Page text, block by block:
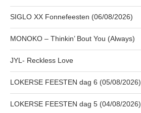
SIGLO XX Fonnefeesten (06/08/2026)
MONOKO – Thinkin’ Bout You (Always)
JYL- Reckless Love
LOKERSE FEESTEN dag 6 (05/08/2026)
LOKERSE FEESTEN dag 5 (04/08/2026)